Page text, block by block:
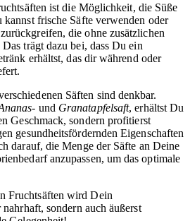
ist die Möglichkeit, die Süße
frische Säfte verwenden oder
die ohne zusätzlichen
trägt dazu bei, dass Du ein
erhältst, das dir während oder
Säften sind denkbar.
und Granatapfelsaft, erhältst Du
Geschmack, sondern profitierst
gesundheitsfördernden Eigenschaften
darauf, die Menge der Säfte an Deine
anzupassen, um das optimale
Fruchtsäften wird Dein
sondern auch äußerst